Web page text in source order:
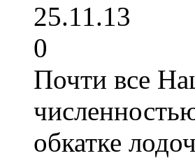
25.11.13
0
Почти все
обкатке